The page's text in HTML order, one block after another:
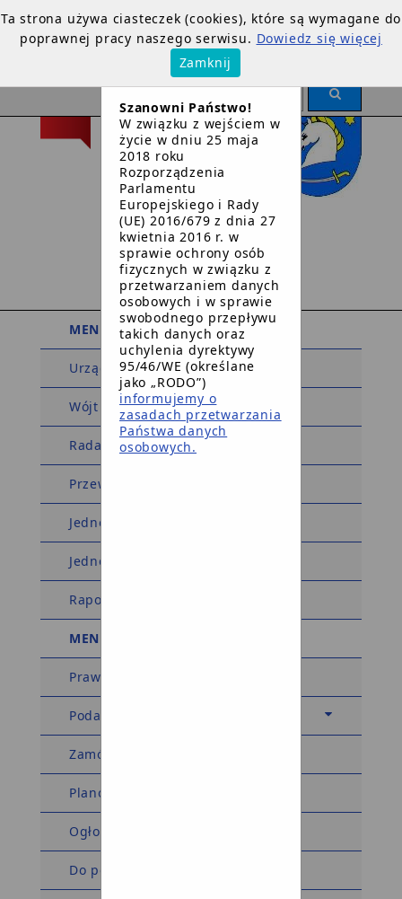
Urząd Gminy
w
Dziemianach
MENU PODMIOTOWE
Urząd Gminy
Wójt Gminy
Rada Gminy
Przewodniczący Rady Gminy
Jednostki organizacyjne
Jednostki pomocnicze
Raport o stanie gminy
MENU TEMATYCZNE
Prawo miejscowe
Podatki i opłaty
Zamówienia publiczne
Planowanie przestrzenne
Ogłoszenia i obwieszczenia
Do pobrania
Ta strona używa ciasteczek (cookies), które są wymagane do
poprawnej pracy naszego serwisu. Dowiedz się więcej
Zamknij
×
OGŁOSZENIE
Szanowni Państwo!
W związku z wejściem w
życie w dniu 25 maja
2018 roku
Rozporządzenia
Parlamentu
Europejskiego i Rady
(UE) 2016/679 z dnia 27
kwietnia 2016 r. w
sprawie ochrony osób
fizycznych w związku z
przetwarzaniem danych
osobowych i w sprawie
swobodnego przepływu
takich danych oraz
uchylenia dyrektywy
95/46/WE (określane
jako „RODO”)
informujemy o
zasadach przetwarzania
Państwa danych
osobowych.